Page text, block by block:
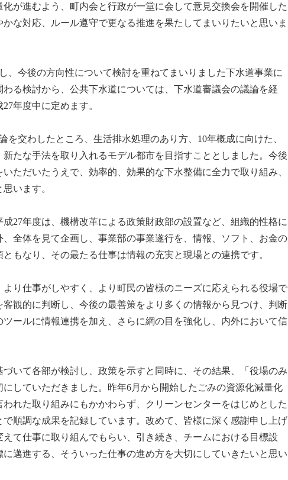
が進むよう、町内会と行政が一堂に会して意見交換会を開催した
な対応、ルール遵守で更なる推進を果たしてまいりたいと思いま
、今後の方向性について検討を重ねてまいりました下水道事業に
る検討から、公共下水道については、下水道審議会の議論を経
年度中に定めます。
交わしたところ、生活排水処理のあり方、10年概成に向けた、
たな手法を取り入れるモデル都市を目指すこととしました。今後
ただいたうえで、効率的、効果的な下水整備に全力で取り組み、
います。
27年度は、機構改革による政策財政部の設置など、組織的性格に
全体を見て企画し、事業部の事業遂行を、情報、ソフト、お金の
もなり、その最たる仕事は情報の充実と現場との連携です。
り仕事がしやすく、より町民の皆様のニーズに応えられる役場で
観的に判断し、今後の最善策をより多くの情報から見つけ、判断
ールに情報連携を加え、さらに網の目を強化し、内外において信
いて各部が検討し、政策を示すと同時に、その結果、「役場のみ
していただきました。昨年6月から開始したごみの資源化減量化
れた取り組みにもかかわらず、クリーンセンターをはじめとした
順調な成果を記録しています。改めて、皆様に深く感謝申し上げ
て仕事に取り組んでもらい、引き続き、チームにおける目標設
邁進する、そういった仕事の進め方を大切にしていきたいと思い